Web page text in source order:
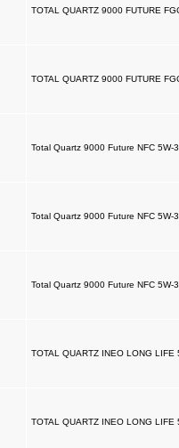
TOTAL QUARTZ 9000 FUTURE
TOTAL QUARTZ 9000 FUTURE
Total Quartz 9000 Future NFC 5W-
Total Quartz 9000 Future NFC 5W-
Total Quartz 9000 Future NFC 5W-
TOTAL QUARTZ INEO LONG LIFE
TOTAL QUARTZ INEO LONG LIFE